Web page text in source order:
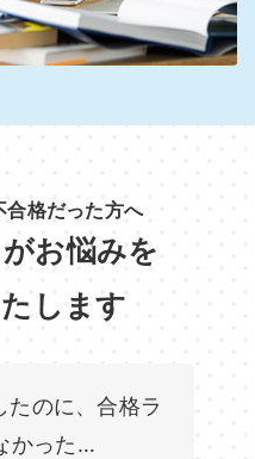
合格だった方へ
お悩みを
します
たのに、合格ラ
かった…